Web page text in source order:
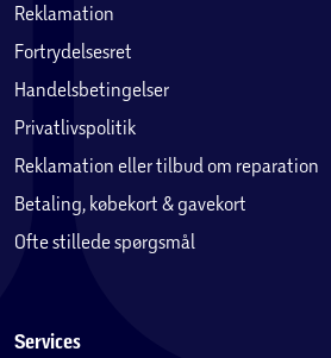
Reklamation
Fortrydelsesret
Handelsbetingelser
Privatlivspolitik
Reklamation eller tilbud om reparation
Betaling, købekort & gavekort
Ofte stillede spørgsmål
Services